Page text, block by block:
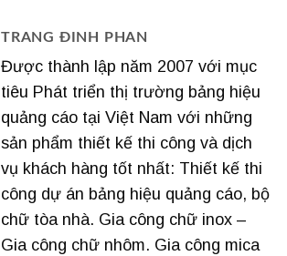
TRANG ĐINH PHAN
Được thành lập năm 2007 với mục
tiêu Phát triển thị trường bảng hiệu
quảng cáo tại Việt Nam với những
sản phẩm thiết kế thi công và dịch
vụ khách hàng tốt nhất: Thiết kế thi
công dự án bảng hiệu quảng cáo, bộ
chữ tòa nhà. Gia công chữ inox –
Gia công chữ nhôm. Gia công mica